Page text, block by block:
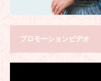
プロモーションビデオ